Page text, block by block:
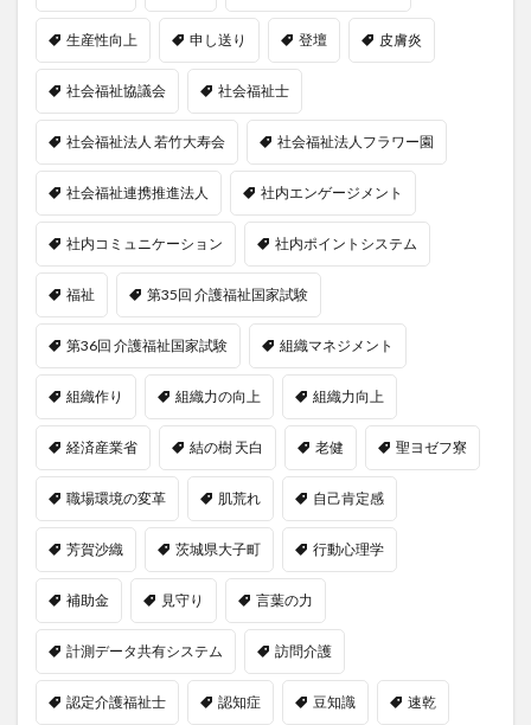
生産性向上 申し送り 登壇 皮膚炎
社会福祉協議会 社会福祉士
社会福祉法人 若竹大寿会 社会福祉法人フラワー園
社会福祉連携推進法人 社内エンゲージメント
社内コミュニケーション 社内ポイントシステム
福祉 第35回 介護福祉国家試験
第36回 介護福祉国家試験 組織マネジメント
組織作り 組織力の向上 組織力向上
経済産業省 結の樹 天白 老健 聖ヨゼフ寮
職場環境の変革 肌荒れ 自己肯定感
芳賀沙織 茨城県大子町 行動心理学
補助金 見守り 言葉の力
計測データ共有システム 訪問介護
認定介護福祉士 認知症 豆知識 速乾